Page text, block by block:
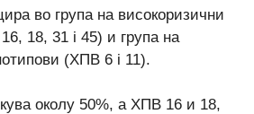
во група на високоризични
18, 31 i 45) и група на
(ХПВ 6 i 11).
околу 50%, а ХПВ 16 и 18,